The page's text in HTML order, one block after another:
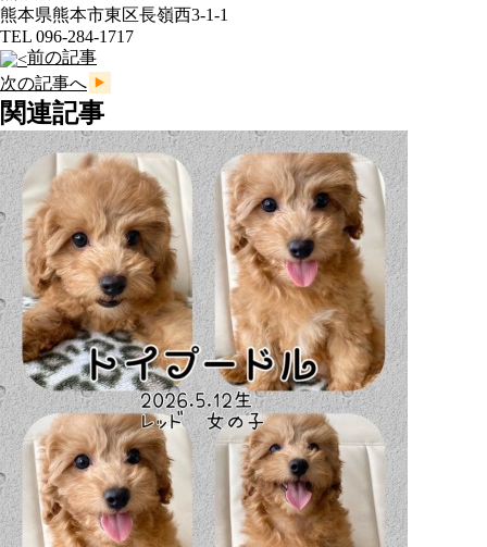
熊本県熊本市東区長嶺西3-1-1
TEL 096-284-1717
前の記事
次の記事へ
関連記事